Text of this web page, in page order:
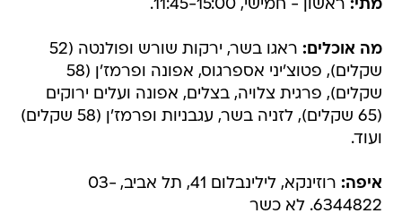
מתי: ראשון - חמישי, 11:45-15:00.
מה אוכלים:
ראגו בשר, ירקות שורש ופולנטה (52
שקלים), פטוצ'יני אספרגוס, אפונה ופרמז'ן (58
שקלים), פרגית צלויה, בצלים, אפונה ועלים ירוקים
(65 שקלים), לזניה בשר, עגבניות ופרמז'ן (58 שקלים)
ועוד.
איפה:
רוזינקא, לילינבלום 41, תל אביב, 03-
6344822. לא כשר